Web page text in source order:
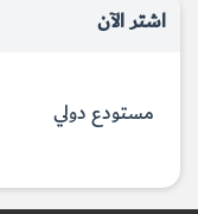
اشتر الآن
مستودع دولي